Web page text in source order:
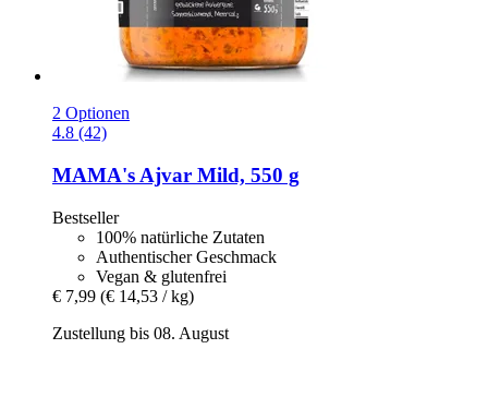
2 Optionen
4.8 (42)
MAMA's Ajvar Mild, 550 g
Bestseller
100% natürliche Zutaten
Authentischer Geschmack
Vegan & glutenfrei
€ 7,99 (€ 14,53 / kg)
Zustellung bis 08. August